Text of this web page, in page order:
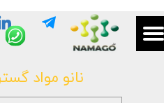
نانو مواد